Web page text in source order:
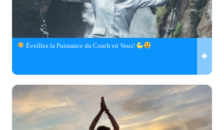
Éveillez la Puissance du Coach en Vous!